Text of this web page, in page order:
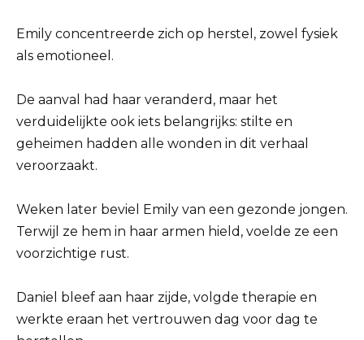
Emily concentreerde zich op herstel, zowel fysiek
als emotioneel.
De aanval had haar veranderd, maar het
verduidelijkte ook iets belangrijks: stilte en
geheimen hadden alle wonden in dit verhaal
veroorzaakt.
Weken later beviel Emily van een gezonde jongen.
Terwijl ze hem in haar armen hield, voelde ze een
voorzichtige rust.
Daniel bleef aan haar zijde, volgde therapie en
werkte eraan het vertrouwen dag voor dag te